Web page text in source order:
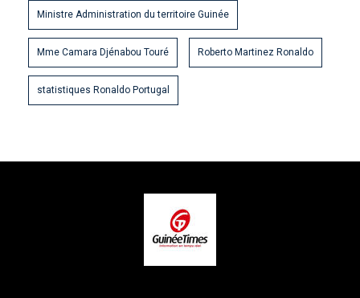
Ministre Administration du territoire Guinée
Mme Camara Djénabou Touré Roberto Martinez Ronaldo
statistiques Ronaldo Portugal